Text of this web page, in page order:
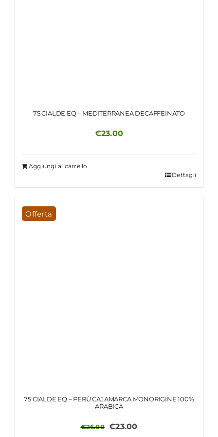
75 CIALDE EQ – MEDITERRANEA DECAFFEINATO
€23.00
Aggiungi al carrello
Dettagli
Offerta
75 CIALDE EQ – PERÙ CAJAMARCA MONORIGINE 100%
ARABICA
€26.00 Il
€23.00Il